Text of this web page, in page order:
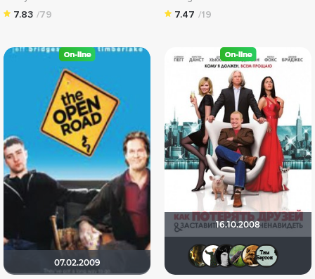
7.83 /79
7.47 /19
07.02.2009
16.10.2008
id93420104
Maggot